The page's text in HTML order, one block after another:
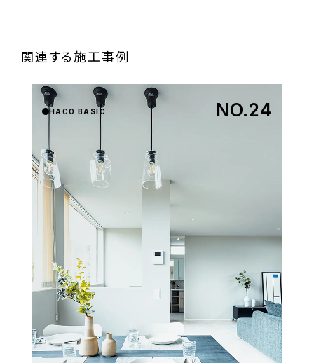
関連する施工事例
HACO BASIC NO.24